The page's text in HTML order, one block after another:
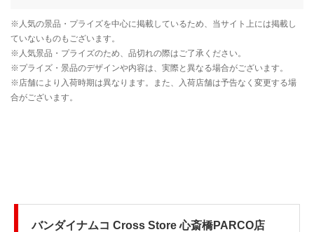
バンダイナムコ Cross Store 心斎橋PARCO店